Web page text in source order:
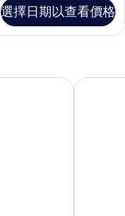
選擇日期以查看價格
上海中